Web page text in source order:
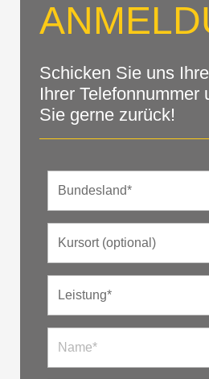
Schicken Sie uns
Ihrer Telefonnummer
Sie gerne zurück!